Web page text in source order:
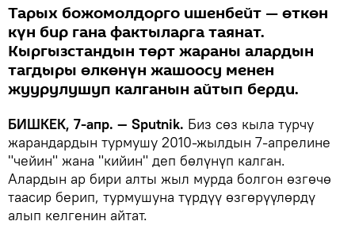
Тарых божомолдорго ишенбейт — өткөн
күн бир гана фактыларга таянат.
Кыргызстандын төрт жараны алардын
тагдыры өлкөнүн жашоосу менен
жуурулушуп калганын айтып берди.
БИШКЕК, 7-апр. — Sputnik. Биз сөз кыла турчу
жарандардын турмушу 2010-жылдын 7-апрелине
"чейин" жана "кийин" деп бөлүнүп калган.
Алардын ар бири алты жыл мурда болгон өзгөчө
таасир берип, турмушуна түрдүү өзгөрүүлөрдү
алып келгенин айтат.